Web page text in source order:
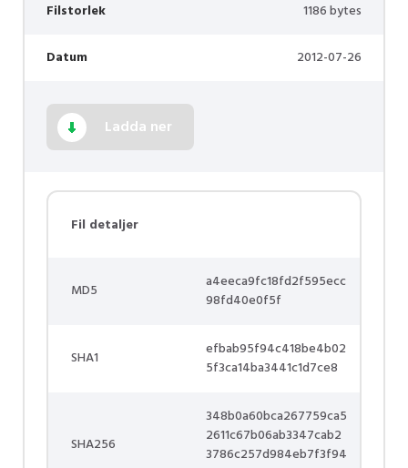
Filstorlek 1186 bytes
Datum 2012-07-26
Ladda ner
Fil detaljer
MD5
a4eeca9fc18fd2f595ecc
98fd40e0f5f
SHA1
efbab95f94c418be4b02
5f3ca14ba3441c1d7ce8
SHA256
348b0a60bca267759ca5
2611c67b06ab3347cab2
3786c257d984eb7f3f94